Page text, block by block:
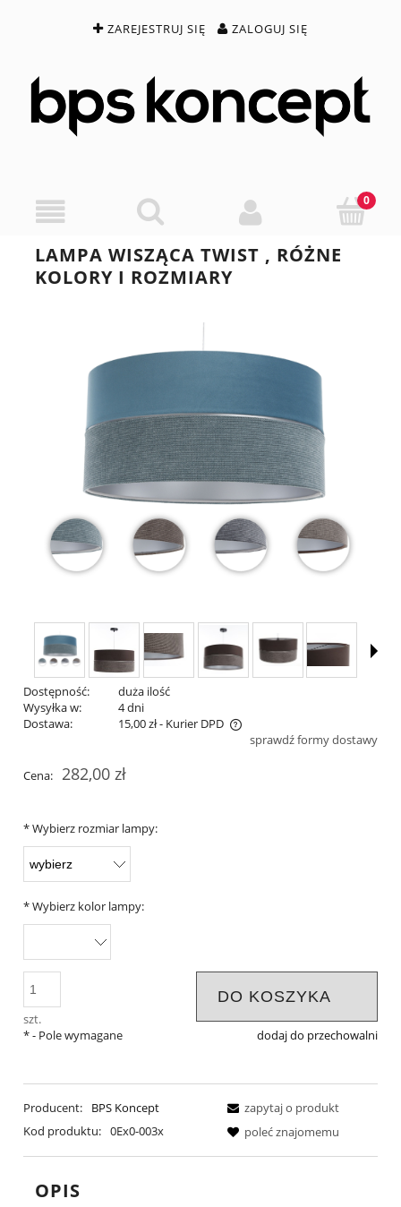
ZAREJESTRUJ SIĘ ZALOGUJ SIĘ
LAMPA WISZĄCA TWIST , RÓŻNE
KOLORY I ROZMIARY
Dostępność:
duża ilość
Wysyłka w:
4 dni
Dostawa:
15,00 zł- Kurier DPD
Cena nie zawiera ewentualnych kosztów płatnościsprawdź formy dostawy
Cena: 282,00 zł
*Wybierz rozmiar lampy:
*Wybierz kolor lampy:
szt.
DO KOSZYKA
dodaj do przechowalni
*- Pole wymagane
Producent:
BPS Koncept
Kod produktu: 0Ex0-003x
zapytaj o produkt
poleć znajomemu
OPIS